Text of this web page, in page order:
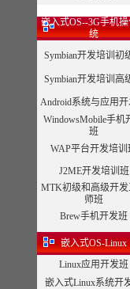
嵌入式OS--3G手机
统
Symbian开发培训初
Symbian开发培训高
Android系统与应用
WindowsMobile手机
班
WAP平台开发培训
J2ME开发培训班
MTK初级和高级开发
师班
Brew手机开发班
嵌入式OS-Linux
Linux应用开发班
嵌入式Linux系统开